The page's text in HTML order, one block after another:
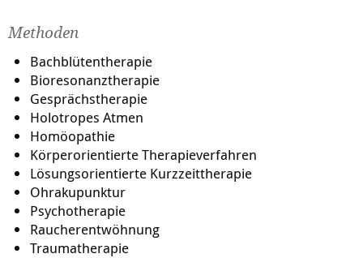
Methoden
Bachblütentherapie
Bioresonanztherapie
Gesprächstherapie
Holotropes Atmen
Homöopathie
Körperorientierte Therapieverfahren
Lösungsorientierte Kurzzeittherapie
Ohrakupunktur
Psychotherapie
Raucherentwöhnung
Traumatherapie